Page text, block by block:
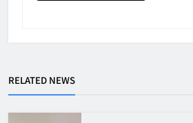
RELATED NEWS